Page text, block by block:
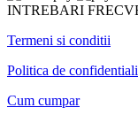
INTREBARI
Termeni si conditii
Politica de
Cum cumpar